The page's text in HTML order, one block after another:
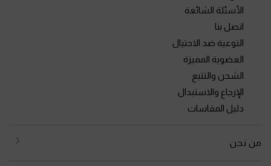
الأسئلة الشائعة
اتصل بنا
التوعية ضد الاحتيال
العضوية المميزة
الشحن والتتبع
الإرجاع والاستبدال
دليل المقاسات
من نحن